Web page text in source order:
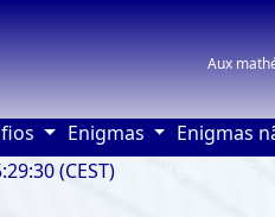
Aux
Enigmas Enigmas
(CEST)